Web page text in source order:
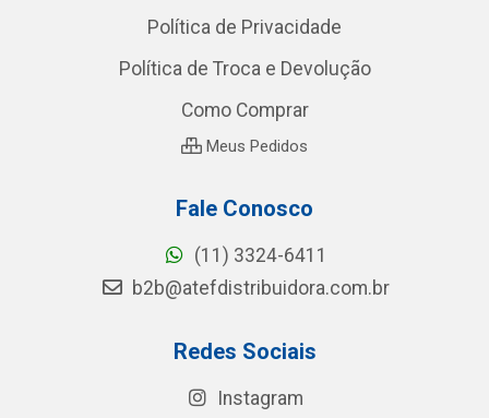
Política de Privacidade
Política de Troca e Devolução
Como Comprar
Meus Pedidos
Fale Conosco
(11) 3324-6411
b2b@atefdistribuidora.com.br
Redes Sociais
Instagram